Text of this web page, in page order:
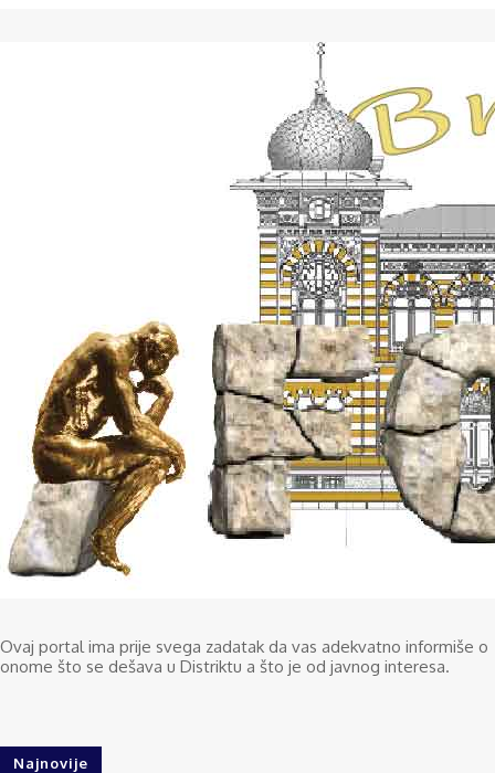
Ovaj portal ima prije svega zadatak da vas adekvatno informiše o
onome što se dešava u Distriktu a što je od javnog interesa.
Najnovije